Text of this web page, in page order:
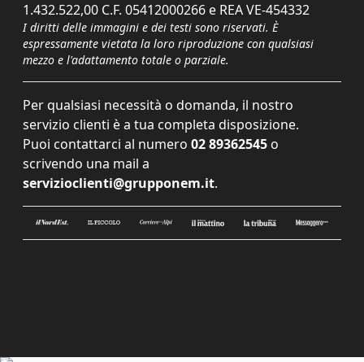
1.432.522,00 C.F. 05412000266 e REA VE-454332
I diritti delle immagini e dei testi sono riservati. È
espressamente vietata la loro riproduzione con qualsiasi
mezzo e l'adattamento totale o parziale.
Per qualsiasi necessità o domanda, il nostro
servizio clienti è a tua completa disposizione.
Puoi contattarci al numero 02 89362545 o
scrivendo una mail a
servizioclienti@grupponem.it.